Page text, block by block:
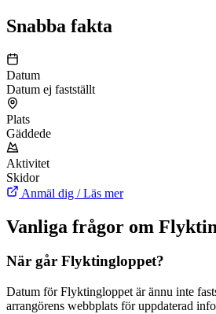
Snabba fakta
Datum
Datum ej fastställt
Plats
Gäddede
Aktivitet
Skidor
Anmäl dig / Läs mer
Vanliga frågor om
När går Flyktingloppet?
Datum för Flyktingloppet är ännu inte
arrangörens webbplats för uppdaterad